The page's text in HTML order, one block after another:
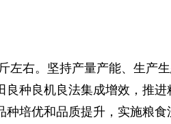
左右。坚持产量产能、生产
种良机良法集成增效，推
培优和品质提升，实施粮食